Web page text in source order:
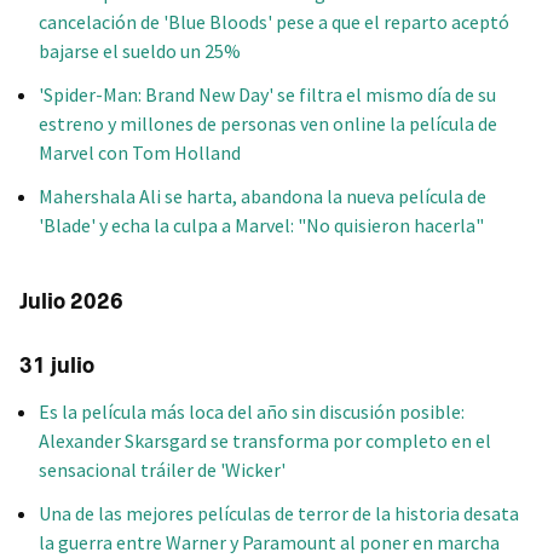
cancelación de 'Blue Bloods' pese a que el reparto aceptó
bajarse el sueldo un 25%
'Spider-Man: Brand New Day' se filtra el mismo día de su
estreno y millones de personas ven online la película de
Marvel con Tom Holland
Mahershala Ali se harta, abandona la nueva película de
'Blade' y echa la culpa a Marvel: "No quisieron hacerla"
Julio 2026
31 julio
Es la película más loca del año sin discusión posible:
Alexander Skarsgard se transforma por completo en el
sensacional tráiler de 'Wicker'
Una de las mejores películas de terror de la historia desata
la guerra entre Warner y Paramount al poner en marcha